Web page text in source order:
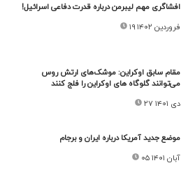
افشاگری مهم لیبرمن درباره قدرت دفاعی اسرائیل!
۱۹ فروردین ۱۴۰۲
مقام سابق اوکراین: موشک‌های ارتش روس
می‌توانند گلوگاه های اوکراین را فلج کنند
۲۷ دی ۱۴۰۱
موضع جدید آمریکا درباره ایران و برجام
۰۵ آبان ۱۴۰۱